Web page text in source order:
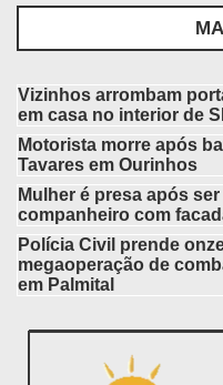
Vizinhos arrombam
em casa no interior de
Motorista morre após
Tavares em Ourinhos
Mulher é presa após
companheiro com
Polícia Civil prende
megaoperação de
em Palmital